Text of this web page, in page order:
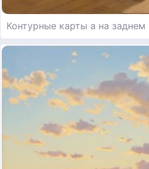
Контурные карты а на заднем